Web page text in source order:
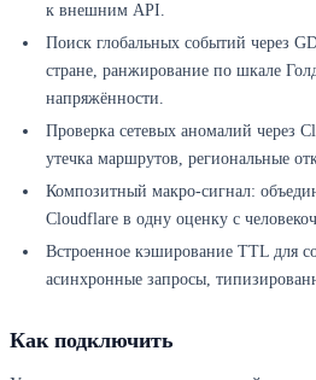
к внешним API.
Поиск глобальных событий через
стране, ранжирование по шкале
напряжённости.
Проверка сетевых аномалий через
утечка маршрутов, региональные
Композитный макро-сигнал:
Cloudflare в одну оценку с
Встроенное кэширование TTL для
асинхронные запросы,
Как подключить